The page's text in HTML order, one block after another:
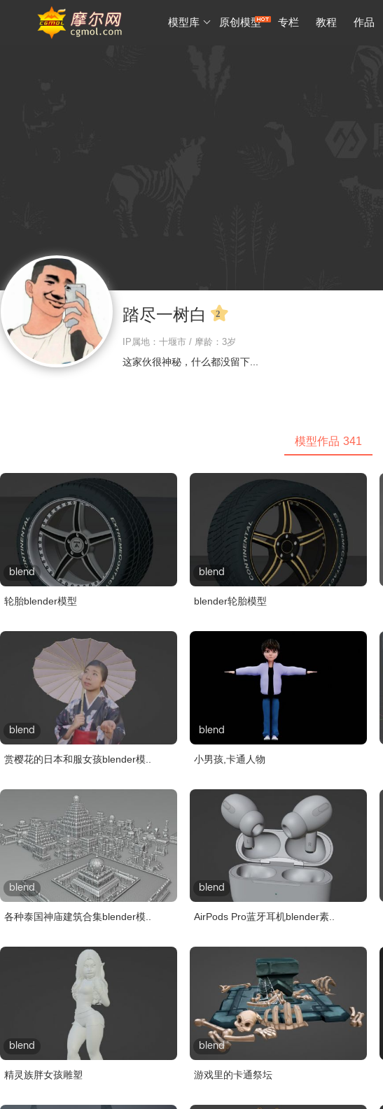
模型库 原创模型 专栏 教程 作品
踏尽一树白
IP属地：十堰市 / 摩龄：3岁
这家伙很神秘，什么都没留下...
模型作品 341
blend
轮胎blender模型
blend
blender轮胎模型
blend
赏樱花的日本和服女孩blender模..
blend
小男孩,卡通人物
blend
各种泰国神庙建筑合集blender模..
blend
AirPods Pro蓝牙耳机blender素..
blend
精灵族胖女孩雕塑
blend
游戏里的卡通祭坛